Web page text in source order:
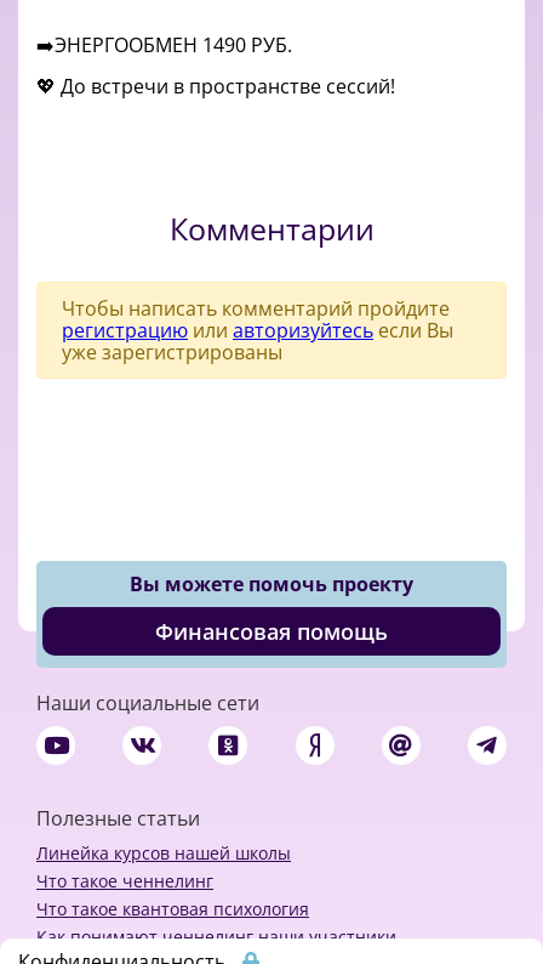
➡️ЭНЕРГООБМЕН 1490 РУБ.
💖 До встречи в пространстве сессий!
Комментарии
Чтобы написать комментарий пройдите
регистрацию или авторизуйтесь если Вы
уже зарегистрированы
Вы можете помочь проекту
Финансовая помощь
Наши социальные сети
Полезные статьи
Линейка курсов нашей школы
Что такое ченнелинг
Что такое квантовая психология
Как понимают ченнелинг наши участники